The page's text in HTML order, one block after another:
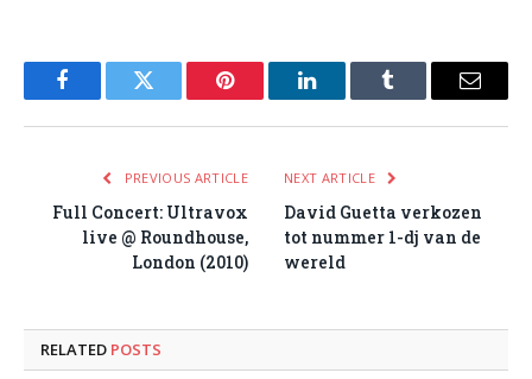
FacebookTwitter Pinterest LinkedInTumblr Email
PREVIOUS ARTICLE
Full Concert: Ultravox
live @ Roundhouse,
London (2010)
NEXT ARTICLE
David Guetta verkozen
tot nummer 1-dj van de
wereld
RELATED POSTS